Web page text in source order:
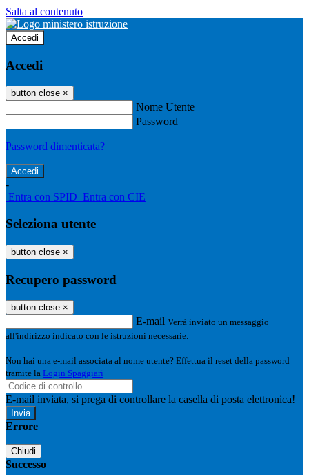
Salta al contenuto
Accedi
Accedi
button close ×
Nome Utente
Password
Password dimenticata?
-
Entra con SPID Entra con CIE
Seleziona utente
button close ×
Recupero password
button close ×
E-mail Verrà inviato un messaggio
all'indirizzo indicato con le istruzioni necessarie.
Non hai una e-mail associata al nome utente? Effettua il reset della password
tramite la Login Spaggiari
E-mail inviata, si prega di controllare la casella di posta elettronica!
Errore
Chiudi
Successo